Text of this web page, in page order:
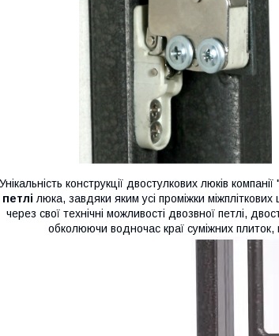
конструкції двостулкових люків
петлі люка, завдяки яким усі проміжки
через свої технічні можливості двозвної петлі,
обколюючи водночас краї суміжних